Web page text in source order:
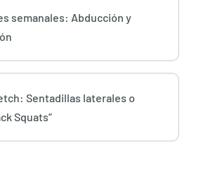
semanales: Abducción y
Sentadillas laterales o
Squats”